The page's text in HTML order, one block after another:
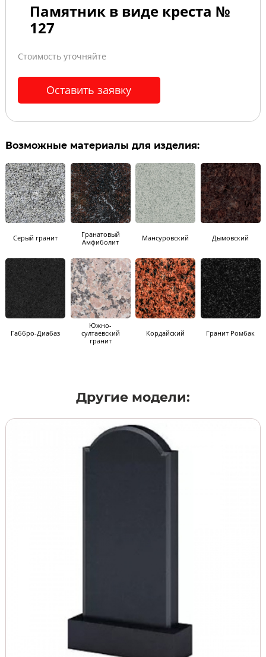
Памятник в виде креста №
127
Стоимость уточняйте
Оставить заявку
Возможные материалы для изделия:
Серый гранит
Гранатовый
Амфиболит
Мансуровский Дымовский
Габбро-Диабаз
Южно-
султаевский
гранит
Кордайский Гранит Ромбак
Другие модели: